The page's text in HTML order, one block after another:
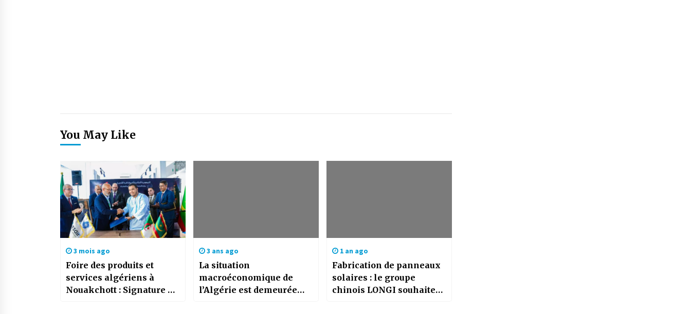
You May Like
3 mois ago
Foire des produits et
services algériens à
Nouakchott : Signature de
3 ans ago
La situation
macroéconomique de
l’Algérie est demeurée
1 an ago
Fabrication de panneaux
solaires : le groupe
chinois LONGI souhaite